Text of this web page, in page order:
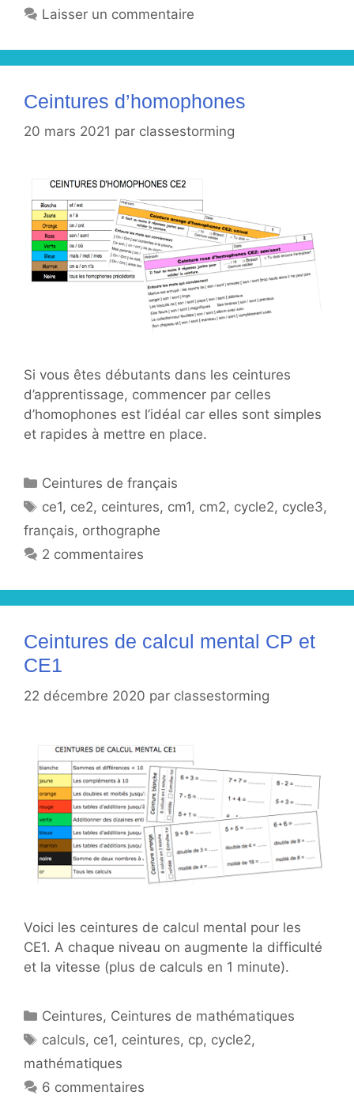
Laisser un commentaire
Ceintures d’homophones
20 mars 2021 par classestorming
Si vous êtes débutants dans les ceintures
d’apprentissage, commencer par celles
d’homophones est l’idéal car elles sont simples
et rapides à mettre en place.
Catégories
Ceintures de français
Étiquettes
ce1, ce2, ceintures, cm1, cm2, cycle2, cycle3,
français, orthographe
2 commentaires
Ceintures de calcul mental CP et
CE1
22 décembre 2020 par classestorming
Voici les ceintures de calcul mental pour les
CE1. A chaque niveau on augmente la difficulté
et la vitesse (plus de calculs en 1 minute).
Catégories
Ceintures, Ceintures de mathématiques
Étiquettes
calculs, ce1, ceintures, cp, cycle2,
mathématiques
6 commentaires